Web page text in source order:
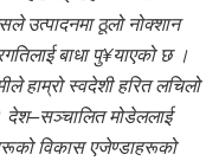
उत्पादनमा ठूलो नोक्शान
बाधा पु¥याएको छ ।
हाम्रो स्वदेशी हरित लचिलो
देश–सञ्चालित मोडेललाई
विकास एजेण्डाहरूको